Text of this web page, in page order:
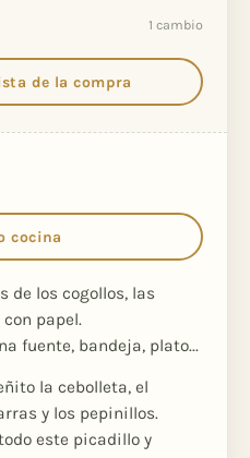
1 cambio
de la compra
cocina
de los cogollos, las
papel.
fuente, bandeja, plato...
la cebolleta, el
y los pepinillos.
este picadillo y